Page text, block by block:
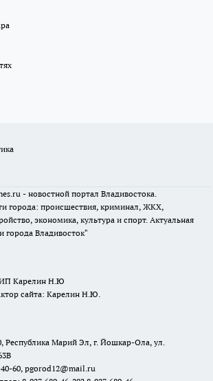
- новостной портал Владивостока.
города: происшествия, криминал, ЖКХ,
экономика, культура и спорт. Актуальная
Владивосток"
Карелин Н.Ю
сайта: Карелин Н.Ю.
Республика Марий Эл, г. Йошкар-Ола, ул.
60, pgorod12@mail.ru